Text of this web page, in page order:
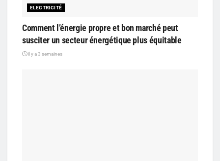
ELECTRICITÉ
Comment l’énergie propre et bon marché peut
susciter un secteur énergétique plus équitable
il y a 3 semaines